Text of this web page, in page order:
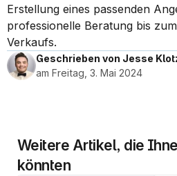
Erstellung eines passenden
professionelle Beratung bis
Verkaufs.
Geschrieben von Jesse
am Freitag, 3. Mai 2024
Weitere Artikel, die
könnten